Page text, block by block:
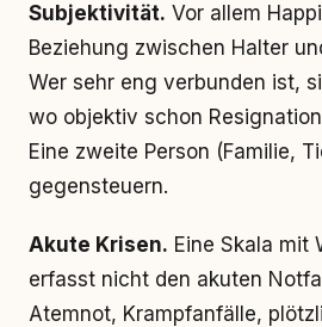
Subjektivität. Vor allem
Beziehung zwischen Halter
Wer sehr eng verbunden ist,
wo objektiv schon
Eine zweite Person (Familie,
gegensteuern.
Akute Krisen. Eine Skala mit
erfasst nicht den akuten
Atemnot, Krampfanfälle,